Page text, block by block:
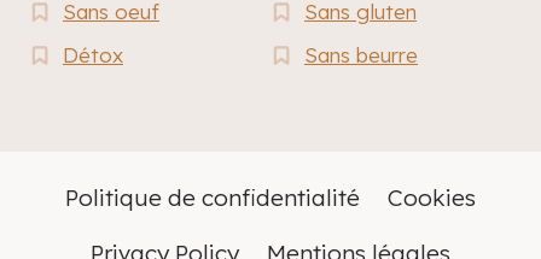
Sans oeuf
Sans gluten
Détox
Sans beurre
Politique de confidentialité
Cookies